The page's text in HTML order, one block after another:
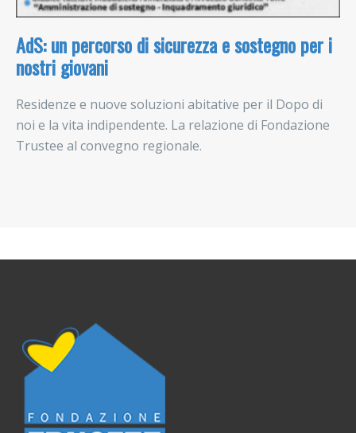
AdS: un percorso di sicurezza e sostegno per i
nostri giovani
Residenze e nuove soluzioni abitative per il Dopo di
noi e la vita indipendente. La relazione di Fondazione
Trustee al convegno regionale.